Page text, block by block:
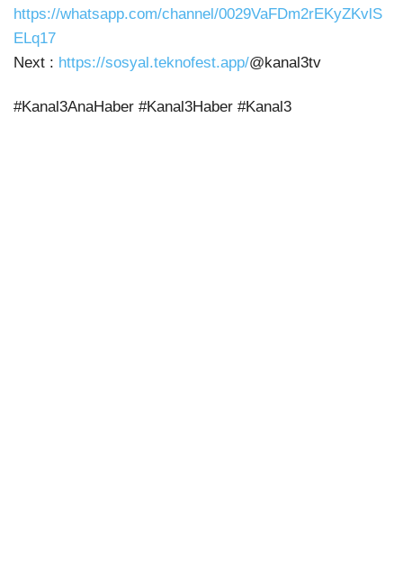
https://whatsapp.com/channel/0029VaFDm2rEKyZKvlS
ELq17
Next : https://sosyal.teknofest.app/@kanal3tv
#Kanal3AnaHaber #Kanal3Haber #Kanal3